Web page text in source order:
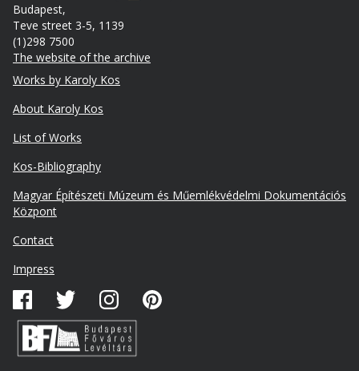
Budapest,
Teve street 3-5, 1139
(1)298 7500
The website of the archive
Footer
Works by Karoly Kos
About Karoly Kos
List of Works
Kos-Bibliography
Lábléc
másodlagos
Magyar Építészeti Múzeum és Műemlékvédelmi Dokumentációs
Központ
Contact
Impress
Közösségi
média